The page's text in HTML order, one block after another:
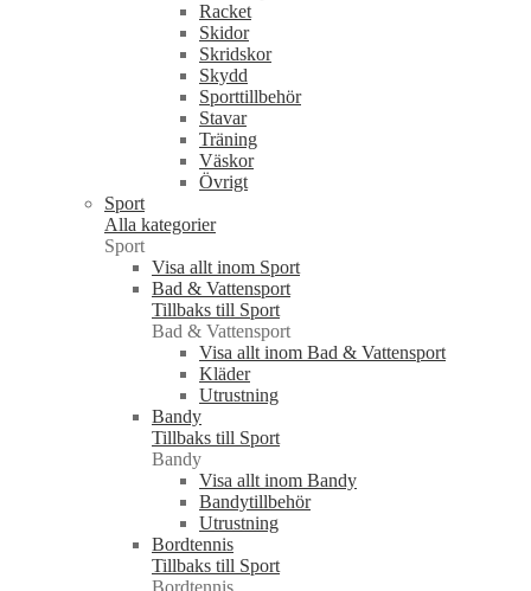
Racket
Skidor
Skridskor
Skydd
Sporttillbehör
Stavar
Träning
Väskor
Övrigt
Sport
Alla kategorier
Sport
Visa allt inom Sport
Bad & Vattensport
Tillbaks till Sport
Bad & Vattensport
Visa allt inom Bad & Vattensport
Kläder
Utrustning
Bandy
Tillbaks till Sport
Bandy
Visa allt inom Bandy
Bandytillbehör
Utrustning
Bordtennis
Tillbaks till Sport